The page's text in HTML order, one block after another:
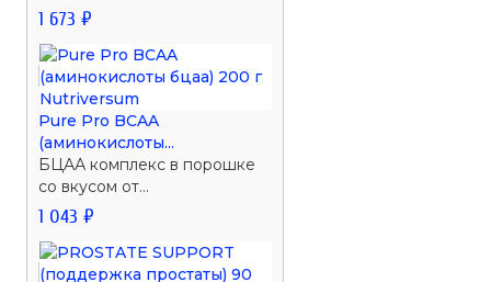
1 673 ₽
Pure Pro BCAA
(аминокислоты...
БЦАА комплекс в порошке
со вкусом от...
1 043 ₽